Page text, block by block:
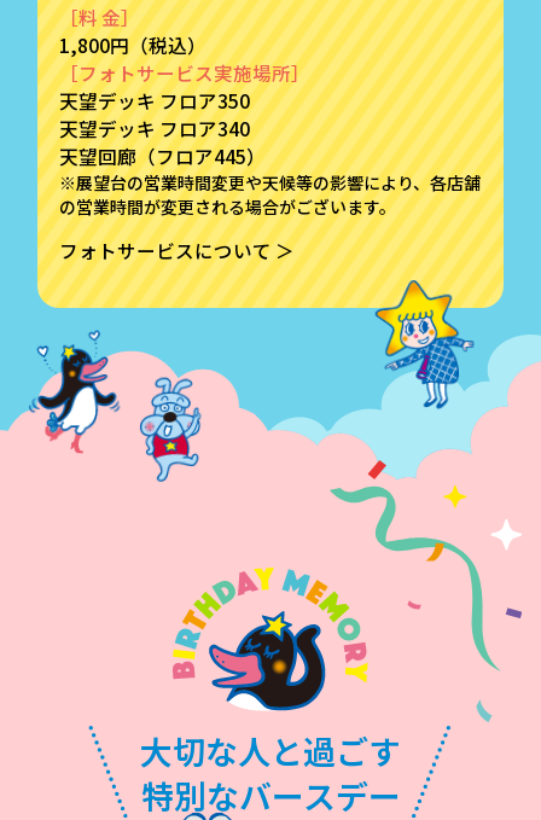
［料 金］
1,800円（税込）
［フォトサービス実施場所］
天望デッキ フロア350
天望デッキ フロア340
天望回廊（フロア445）
※展望台の営業時間変更や天候等の影響により、各店舗
の営業時間が変更される場合がございます。
フォトサービスについて ＞
大切な人と過ごす
特別なバースデー